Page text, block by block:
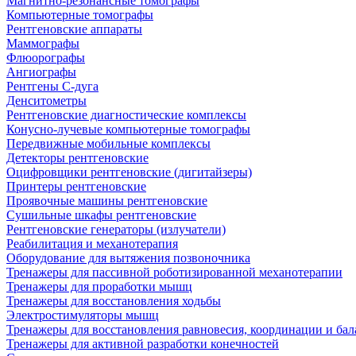
Компьютерные томографы
Рентгеновские аппараты
Маммографы
Флюорографы
Ангиографы
Рентгены С-дуга
Денситометры
Рентгеновские диагностические комплексы
Конусно-лучевые компьютерные томографы
Передвижные мобильные комплексы
Детекторы рентгеновские
Оцифровщики рентгеновские (дигитайзеры)
Принтеры рентгеновские
Проявочные машины рентгеновские
Сушильные шкафы рентгеновские
Рентгеновские генераторы (излучатели)
Реабилитация и механотерапия
Оборудование для вытяжения позвоночника
Тренажеры для пассивной роботизированной механотерапии
Тренажеры для проработки мышц
Тренажеры для восстановления ходьбы
Электростимуляторы мышц
Тренажеры для восстановления равновесия, координации и
Тренажеры для активной разработки конечностей